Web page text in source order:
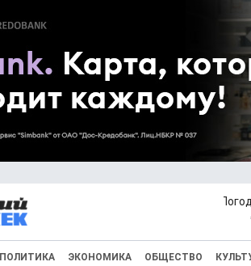
ПОЛИТИКА ЭКОНОМИКА ОБЩЕСТВО